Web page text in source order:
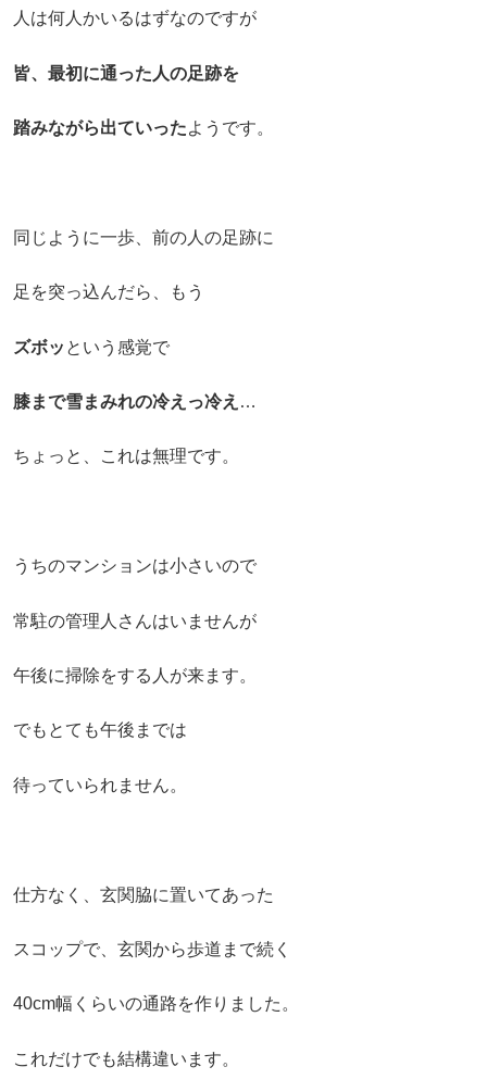
人は何人かいるはずなのですが
皆、最初に通った人の足跡を
踏みながら出ていったようです。
同じように一歩、前の人の足跡に
足を突っ込んだら、もう
ズボッ という感覚で
膝まで雪まみれの冷えっ冷え …
ちょっと、これは無理です。
うちのマンションは小さいので
常駐の管理人さんはいませんが
午後に掃除をする人が来ます。
でもとても午後までは
待っていられません。
仕方なく、玄関脇に置いてあった
スコップで、玄関から歩道まで続く
40cm幅くらいの通路を作りました。
これだけでも結構違います。